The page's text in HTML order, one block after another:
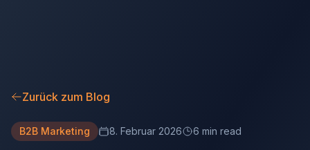
Zurück zum Blog
B2B Marketing 8. Februar 2026 6 min read